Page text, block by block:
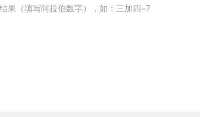
果（填写阿拉伯数字），如：三加四=7